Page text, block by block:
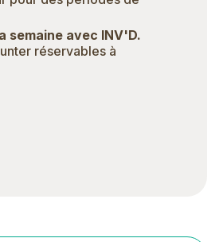
semaine avec INV'D.
réservables à